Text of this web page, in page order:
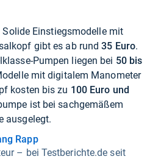
Einstiegsmodelle mit
gibt es ab rund35 Euro.
Pumpen liegen bei 50 bis
mit digitalem Manometer
kosten bis zu 100 Euro und
ist bei sachgemäßem
ausgelegt.
Rapp
– bei Testberichte.de seit